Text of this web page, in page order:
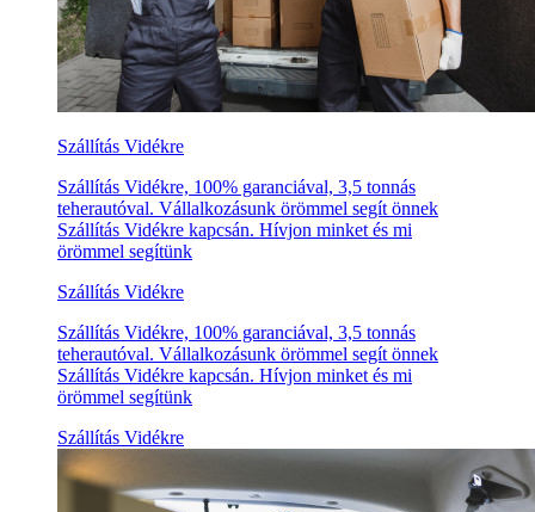
Szállítás Vidékre
Szállítás Vidékre, 100% garanciával, 3,5 tonnás
teherautóval. Vállalkozásunk örömmel segít önnek
Szállítás Vidékre kapcsán. Hívjon minket és mi
örömmel segítünk
Szállítás Vidékre
Szállítás Vidékre, 100% garanciával, 3,5 tonnás
teherautóval. Vállalkozásunk örömmel segít önnek
Szállítás Vidékre kapcsán. Hívjon minket és mi
örömmel segítünk
Szállítás Vidékre